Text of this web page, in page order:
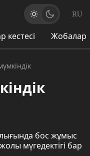
RU
кестесі Жобалар
бос жұмыс
мүгедектігі бар